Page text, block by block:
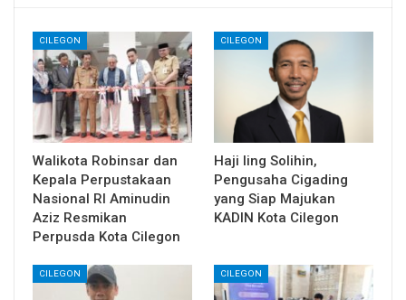
CILEGON
Walikota Robinsar dan
Kepala Perpustakaan
Nasional RI Aminudin
Aziz Resmikan
Perpusda Kota Cilegon
CILEGON
Haji Iing Solihin,
Pengusaha Cigading
yang Siap Majukan
KADIN Kota Cilegon
CILEGON CILEGON